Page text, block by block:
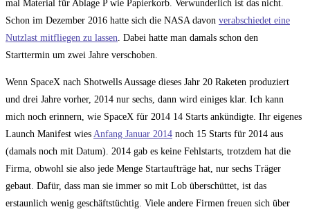
mal Material für Ablage P wie Papierkorb. Verwunderlich ist das nicht.
Schon im Dezember 2016 hatte sich die NASA davon verabschiedet eine
Nutzlast mitfliegen zu lassen . Dabei hatte man damals schon den
Starttermin um zwei Jahre verschoben.
Wenn SpaceX nach Shotwells Aussage dieses Jahr 20 Raketen produziert
und drei Jahre vorher, 2014 nur sechs, dann wird einiges klar. Ich kann
mich noch erinnern, wie SpaceX für 2014 14 Starts ankündigte. Ihr eigenes
Launch Manifest wies Anfang Januar 2014 noch 15 Starts für 2014 aus
(damals noch mit Datum). 2014 gab es keine Fehlstarts, trotzdem hat die
Firma, obwohl sie also jede Menge Startaufträge hat, nur sechs Träger
gebaut. Dafür, dass man sie immer so mit Lob überschüttet, ist das
erstaunlich wenig geschäftstüchtig. Viele andere Firmen freuen sich über